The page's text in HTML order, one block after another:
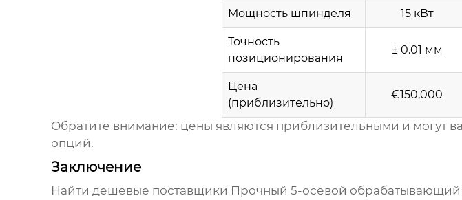
Мощность шпинделя 15 кВт
Точность
позиционирования
± 0.01 мм
Цена
(приблизительно)
€150,000
Обратите внимание: цены являются приблизительными и могут
опций.
Заключение
Найти дешевые поставщики Прочный 5-осевой обрабатывающий